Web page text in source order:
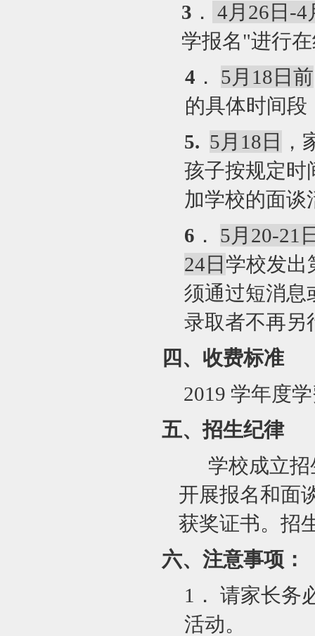
3 ． 4月26日-4
学报名"进行
4 ． 5 月18日前
的具体时间段
5. 5 月18日
孩子按规定时
加学校的面谈
6 ． 5 月20-21
24日 学校发出
须通过短消息
录取者不再另
四、收费标准
2019 学年度
五、招生纪律
学校成立
开展报名和面
获奖证书。招
六、注意事项：
1 ． 请家长
活动。